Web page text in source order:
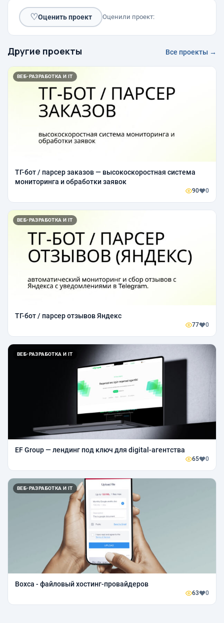
♡Оценить проект Оценили проект:
Другие проекты Все проекты →
ВЕБ-РАЗРАБОТКА И IT
ТГ-бот / парсер заказов — высокоскоростная система
мониторинга и обработки заявок
90 0
ВЕБ-РАЗРАБОТКА И IT
TГ-бот / парсер отзывов Яндекс
77 0
ВЕБ-РАЗРАБОТКА И IT
EF Group — лендинг под ключ для digital-агентства
65 0
ВЕБ-РАЗРАБОТКА И IT
Boxca - файловый хостинг-провайдеров
63 0